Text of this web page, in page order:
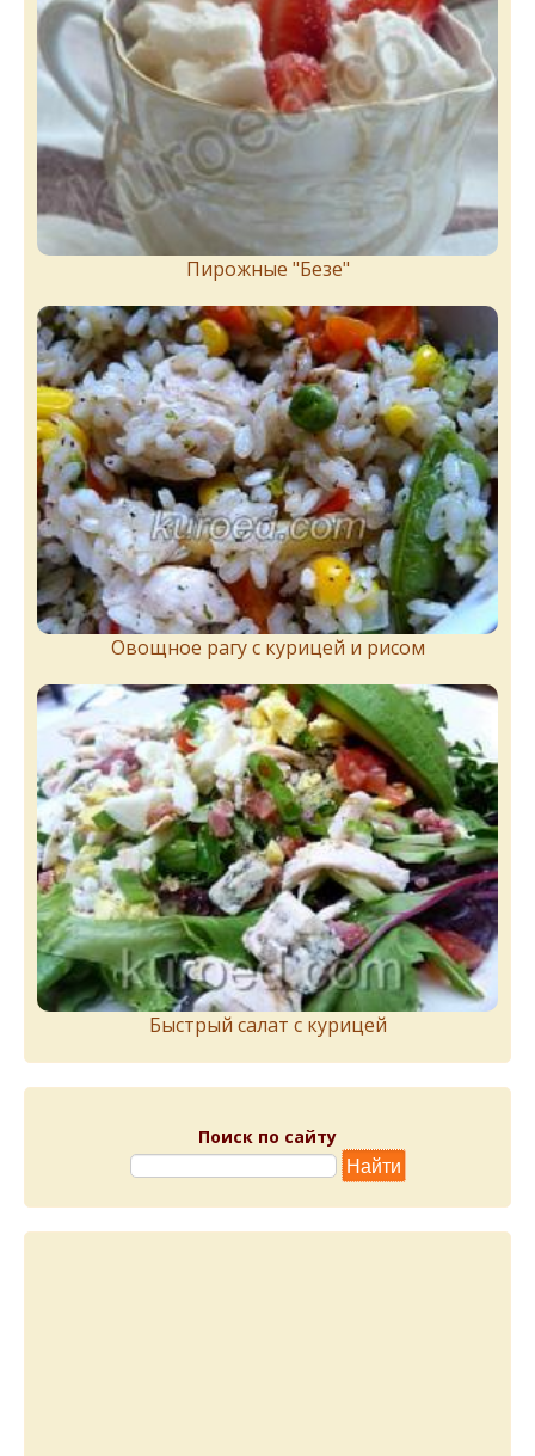
Пирожныe "Бeзe"
Овощное рагу с курицей и рисом
Быстрый салат с курицей
Поиск по сайту